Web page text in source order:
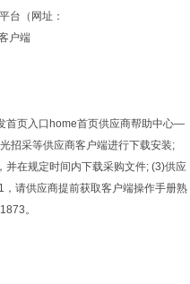
台（网址：
户端
首页入口home首页供应商帮助中心—
招采等供应商客户端进行下载安装;
在规定时间内下载采购文件; (3)供应
请供应商提前获取客户端操作手册熟
。